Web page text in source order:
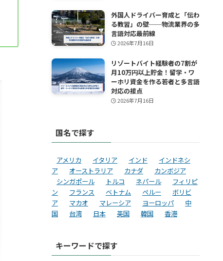
外国人ドライバー育成と「伝わ
る教習」の壁──物流業界の多
言語対応最前線
2026年7月16日
リゾートバイト経験者の7割が
月10万円以上貯金！留学・ワ
ーホリ資金を作る若者と多言語
対応の接点
2026年7月16日
国名で探す
アメリカ イタリア インド
インドネシ
ア
オーストラリア カナダ
カンボジア
シンガポール
トルコ ネパール
フィリピ
ン
フランス ベトナム ペルー
ボリビ
ア
マカオ マレーシア ヨーロッパ
中
国
台湾 日本 英国 韓国 香港
キーワードで探す